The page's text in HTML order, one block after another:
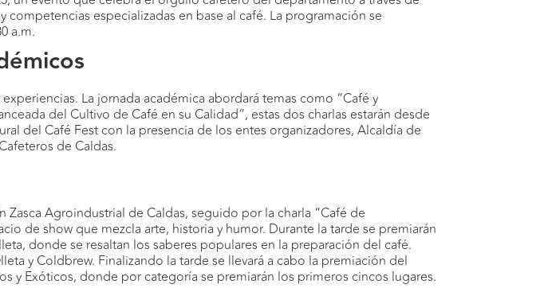
especializadas en base al café. La programación se
a.m.
La jornada académica abordará temas como “Café y
del Cultivo de Café en su Calidad”, estas dos charlas estarán desde
del Café Fest con la presencia de los entes organizadores, Alcaldía de
de Caldas.
Agroindustrial de Caldas, seguido por la charla “Café de
de show que mezcla arte, historia y humor. Durante la tarde se premiarán
donde se resaltan los saberes populares en la preparación del café.
y Coldbrew. Finalizando la tarde se llevará a cabo la premiación del
y Exóticos, donde por categoría se premiarán los primeros cincos lugares.